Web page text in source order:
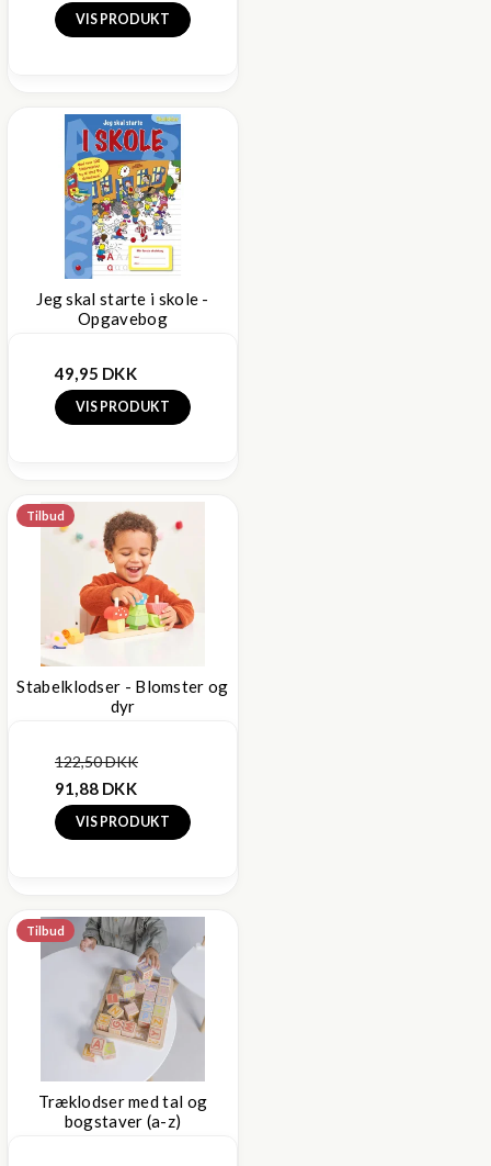
VIS PRODUKT
Jeg skal starte i skole -
Opgavebog
49,95 DKK
VIS PRODUKT
Tilbud
Stabelklodser - Blomster og
dyr
122,50 DKK
91,88 DKK
VIS PRODUKT
Tilbud
Træklodser med tal og
bogstaver (a-z)